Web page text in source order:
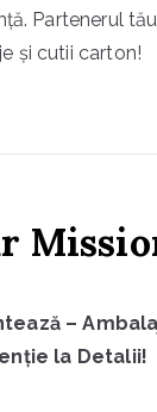
Partenerul
și cutii carton!
–
la Detalii!